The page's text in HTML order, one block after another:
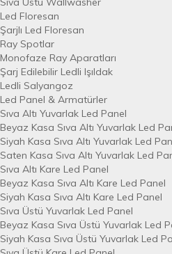
Led Floresan
Şarjlı Led Floresan
Ray Spotlar
Monofaze Ray Aparatları
Şarj Edilebilir Ledli Işıldak
Ledli Salyangoz
Led Panel & Armatürler
Sıva Altı Yuvarlak Led Panel
Beyaz Kasa Sıva Altı Yuvarlak Led
Siyah Kasa Sıva Altı Yuvarlak Led
Saten Kasa Sıva Altı Yuvarlak Led
Sıva Altı Kare Led Panel
Beyaz Kasa Sıva Altı Kare Led Panel
Siyah Kasa Sıva Altı Kare Led Panel
Sıva Üstü Yuvarlak Led Panel
Beyaz Kasa Sıva Üstü Yuvarlak Led
Siyah Kasa Sıva Üstü Yuvarlak Led